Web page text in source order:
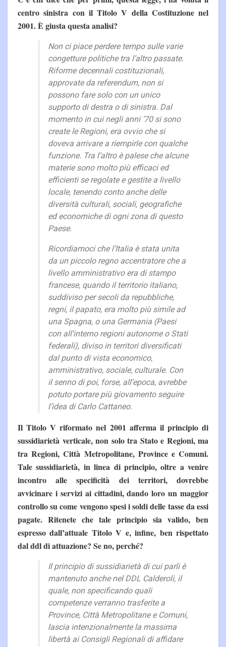
centro sinistra con il Titolo V della Costituzione nel
2001. È giusta questa analisi?
Non ci piace perdere tempo sulle varie
congetture politiche tra l’altro passate.
Riforme decennali costituzionali,
approvate da referendum, non si
possono fare solo con un unico
supporto di destra o di sinistra. Dal
momento in cui negli anni ‘70 si sono
create le Regioni, era ovvio che si
doveva arrivare a riempirle con qualche
funzione. Tra l’altro è palese che alcune
materie sono molto più efficaci ed
efficienti se regolate e gestite a livello
locale, tenendo conto anche delle
diversità culturali, sociali, geografiche
ed economiche di ogni zona di questo
Paese.
Ricordiamoci che l’Italia è stata unita
da un piccolo regno accentratore che a
livello amministrativo era di stampo
francese, quando il territorio italiano,
suddiviso per secoli da repubbliche,
regni, il papato, era molto più simile ad
una Spagna, o una Germania (Paesi
con all’interno regioni autonome o Stati
federali), diviso in territori diversificati
dal punto di vista economico,
amministrativo, sociale, culturale. Con
il senno di poi, forse, all’epoca, avrebbe
potuto portare più giovamento seguire
l’idea di Carlo Cattaneo.
Il Titolo V riformato nel 2001 afferma il principio di
sussidiarietà verticale, non solo tra Stato e Regioni, ma
tra Regioni, Città Metropolitane, Province e Comuni.
Tale sussidiarietà, in linea di principio, oltre a venire
incontro alle specificità dei territori, dovrebbe
avvicinare i servizi ai cittadini, dando loro un maggior
controllo su come vengono spesi i soldi delle tasse da essi
pagate. Ritenete che tale principio sia valido, ben
espresso dall’attuale Titolo V e, infine, ben rispettato
dal ddl di attuazione? Se no, perché?
Il principio di sussidiarietà di cui parli è
mantenuto anche nel DDL Calderoli, il
quale, non specificando quali
competenze verranno trasferite a
Province, Città Metropolitane e Comuni,
lascia intenzionalmente la massima
libertà ai Consigli Regionali di affidare